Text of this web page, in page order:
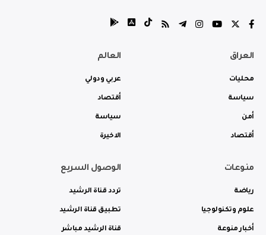
العراق
محليات
سياسة
أمن
أقتصاد
العالم
عربي ودولي
أقتصاد
سياسة
الاخيرة
منوعات
رياضة
علوم وتكنولوجيا
أخبار منوعة
الوصول السريع
تردد قناة الرشيد
تطبيق قناة الرشيد
قناة الرشيد مباشر